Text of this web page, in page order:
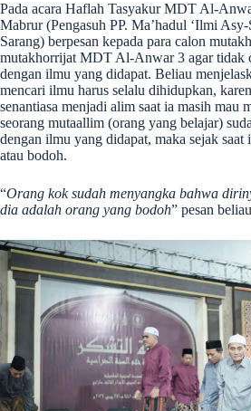
Pada acara Haflah Tasyakur MDT Al-
Mabrur (Pengasuh PP. Ma’hadul ‘Ilmi
Sarang) berpesan kepada para calon
mutakhorrijat MDT Al-Anwar 3 agar tidak
dengan ilmu yang didapat. Beliau
mencari ilmu harus selalu dihidupkan,
senantiasa menjadi alim saat ia masih mau
seorang mutaallim (orang yang belajar)
dengan ilmu yang didapat, maka sejak saat
atau bodoh.
“Orang kok sudah menyangka bahwa
dia adalah orang yang bodoh” pesan